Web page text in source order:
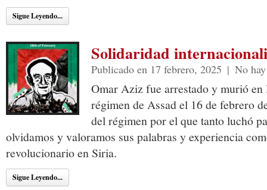
Sigue Leyendo...
Solidaridad
Publicado en 17 febrero, 2025 | No
Omar Aziz fue arrestado y murió en
régimen de Assad el 16 de febrero
del régimen por el que tanto luchó
olvidamos y valoramos sus palabras y experiencia
revolucionario en Siria.
Sigue Leyendo...